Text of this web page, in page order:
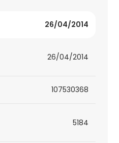
26/04/2014
26/04/2014
107530368
5184